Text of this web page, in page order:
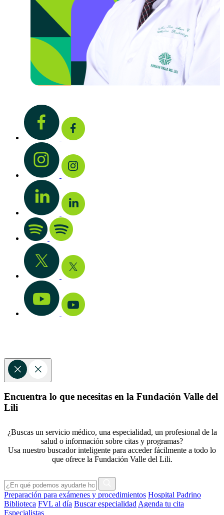
Encuentra lo que necesitas en la Fundación Valle del
Lili
¿Buscas un servicio médico, una especialidad, un profesional de la
salud o información sobre citas y programas?
Usa nuestro buscador inteligente para acceder fácilmente a todo lo
que ofrece la Fundación Valle del Lili.
Preparación para exámenes y procedimientos Hospital Padrino
Biblioteca FVL al día Buscar especialidad Agenda tu cita
Especialistas